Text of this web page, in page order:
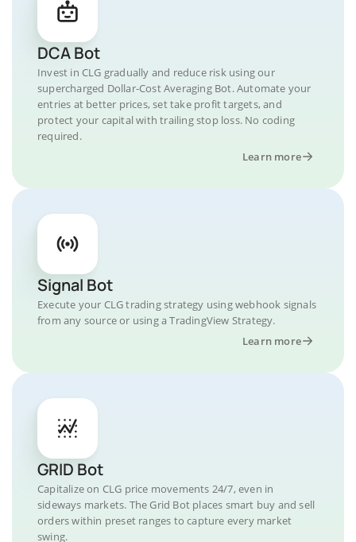
DCA Bot
Invest in CLG gradually and reduce risk using our
supercharged Dollar-Cost Averaging Bot. Automate your
entries at better prices, set take profit targets, and
protect your capital with trailing stop loss. No coding
required.
Learn more
Signal Bot
Execute your CLG trading strategy using webhook signals
from any source or using a TradingView Strategy.
Learn more
GRID Bot
Capitalize on CLG price movements 24/7, even in
sideways markets. The Grid Bot places smart buy and sell
orders within preset ranges to capture every market
swing.